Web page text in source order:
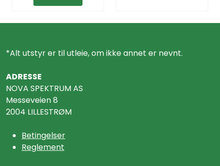
*Alt utstyr er til utleie, om ikke annet er nevnt.
ADRESSE
NOVA SPEKTRUM AS
Messeveien 8
2004 LILLESTRØM
Betingelser
Reglement